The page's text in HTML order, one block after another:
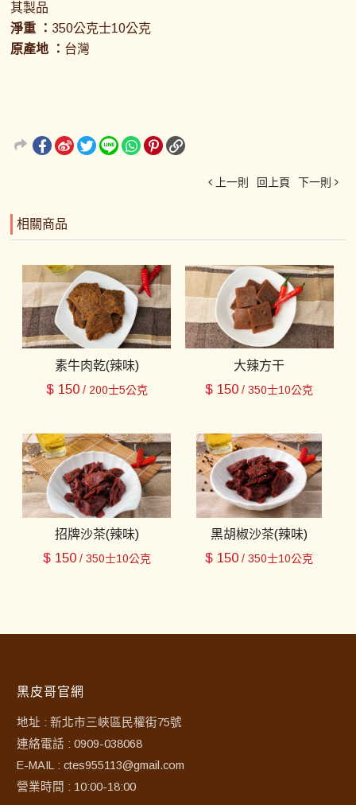
其製品
淨重 ： 350公克士10公克
原產地 ： 台灣
上一則 回上頁 下一則
相關商品
素牛肉乾(辣味)
$ 150/ 200士5公克
大辣方干
$ 150 / 350士10公克
招牌沙茶(辣味)
$ 150/ 350士10公克
黑胡椒沙茶(辣味)
$ 150 / 350士10公克
黑皮哥官網
地址 : 新北市三峽區民權街75號
連絡電話 : 0909-038068
E-MAIL : ctes955113@gmail.com
營業時間 : 10:00-18:00